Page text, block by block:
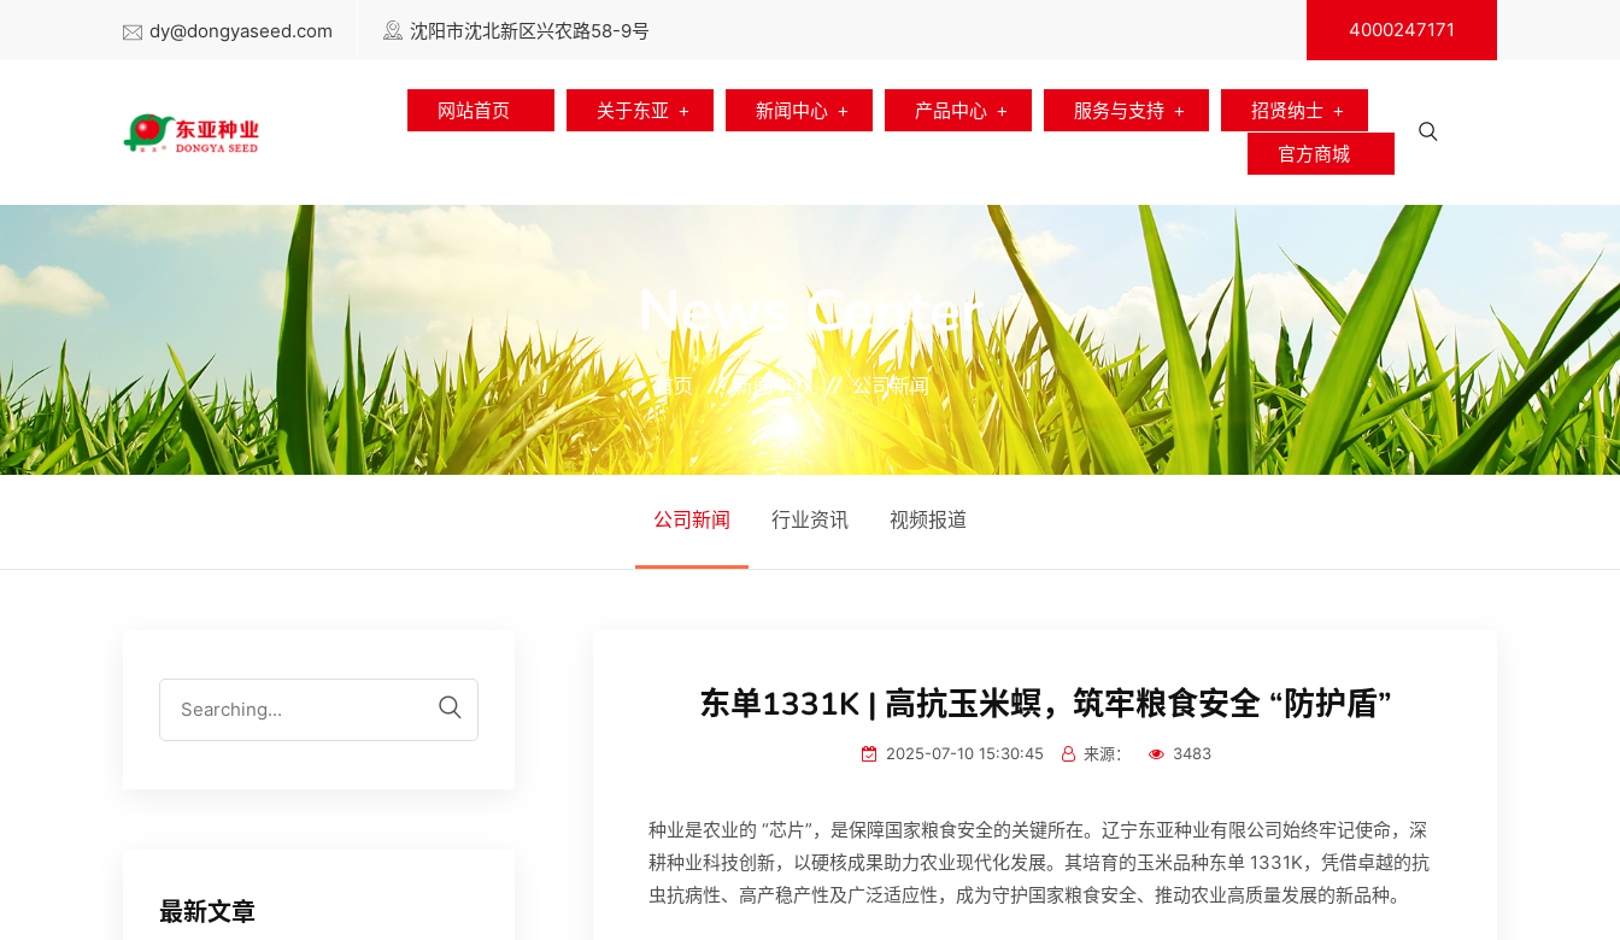
dy@dongyaseed.com 沈阳市沈北新区兴农路58-9号 4000247171
网站首页 关于东亚 新闻中心 产品中心 服务与支持 招贤纳士
官方商城
News Center
首页 新闻中心 公司新闻
公司新闻 行业资讯 视频报道
最新文章
东单1331K | 高抗玉米螟，筑牢粮食安全 “防护盾”
2025-07-10 15:30:45 来源： 3483
种业是农业的 “芯片”，是保障国家粮食安全的关键所在。辽宁东亚种业有限公司始终牢记使命，深
耕种业科技创新，以硬核成果助力农业现代化发展。其培育的玉米品种东单 1331K，凭借卓越的抗
虫抗病性、高产稳产性及广泛适应性，成为守护国家粮食安全、推动农业高质量发展的新品种。